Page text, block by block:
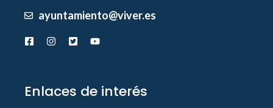
ayuntamiento@viver.es
Enlaces de interés